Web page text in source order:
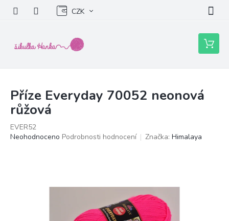
obsah
CZK
Nákupní
košík
Příze Everyday 70052 neonová
růžová
EVER52
Průměrné
Neohodnoceno Podrobnosti hodnocení Značka: Himalaya